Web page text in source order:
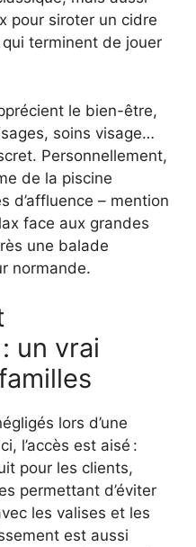
pour siroter un cidre
terminent de jouer
le bien-être,
soins visage…
Personnellement,
de la piscine
d’affluence – mention
face aux grandes
une balade
normande.
un vrai
lors d’une
l’accès est aisé :
pour les clients,
permettant d’éviter
les valises et les
est aussi